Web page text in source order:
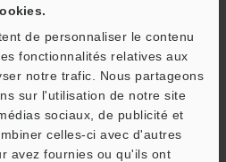
de personnaliser le contenu
fonctionnalités relatives aux
notre trafic. Nous partageons
sur l'utilisation de notre site
sociaux, de publicité et
celles-ci avec d'autres
avez fournies ou qu'ils ont
seul